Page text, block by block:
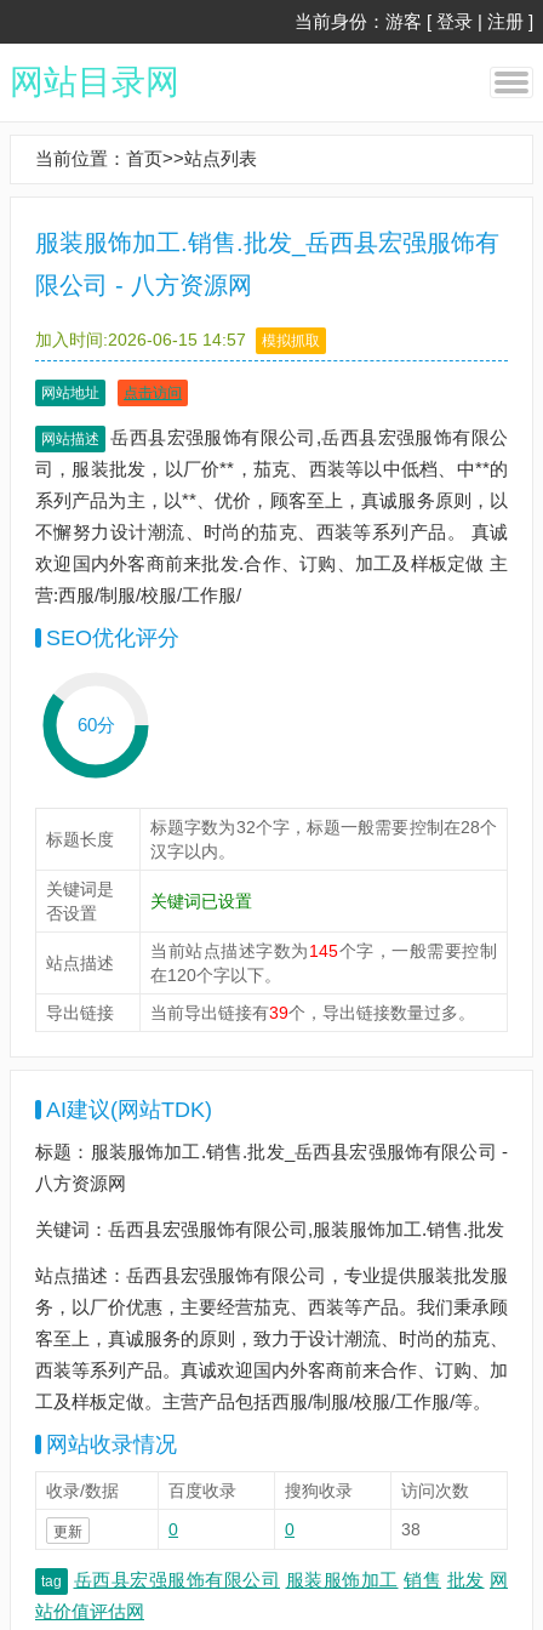
当前身份：游客 [ 登录 | 注册 ]
网站目录网
当前位置： 首页>>站点列表
服装服饰加工.销售.批发_岳西县宏强服饰有
限公司 - 八方资源网
加入时间:2026-06-15 14:57 模拟抓取
网站地址 点击访问
网站描述
岳西县宏强服饰有限公司,岳西县宏强服饰有限公
司，服装批发，以厂价**，茄克、西装等以中低档、中**的
系列产品为主，以**、优价，顾客至上，真诚服务原则，以
不懈努力设计潮流、时尚的茄克、西装等系列产品。 真诚
欢迎国内外客商前来批发.合作、订购、加工及样板定做 主
营:西服/制服/校服/工作服/
SEO优化评分
60分
标题长度
标题字数为32个字，标题一般需要控制在28个
汉字以内。
关键词是
否设置
关键词已设置
站点描述
当前站点描述字数为145个字，一般需要控制
在120个字以下。
导出链接
当前导出链接有39个，导出链接数量过多。
AI建议(网站TDK)
标题：服装服饰加工.销售.批发_岳西县宏强服饰有限公司 -
八方资源网
关键词：岳西县宏强服饰有限公司,服装服饰加工.销售.批发
站点描述：岳西县宏强服饰有限公司，专业提供服装批发服
务，以厂价优惠，主要经营茄克、西装等产品。我们秉承顾
客至上，真诚服务的原则，致力于设计潮流、时尚的茄克、
西装等系列产品。真诚欢迎国内外客商前来合作、订购、加
工及样板定做。主营产品包括西服/制服/校服/工作服/等。
网站收录情况
收录/数据 百度收录 搜狗收录 访问次数
更新 0 0 38
tag 岳西县宏强服饰有限公司 服装服饰加工 销售 批发 网
站价值评估网